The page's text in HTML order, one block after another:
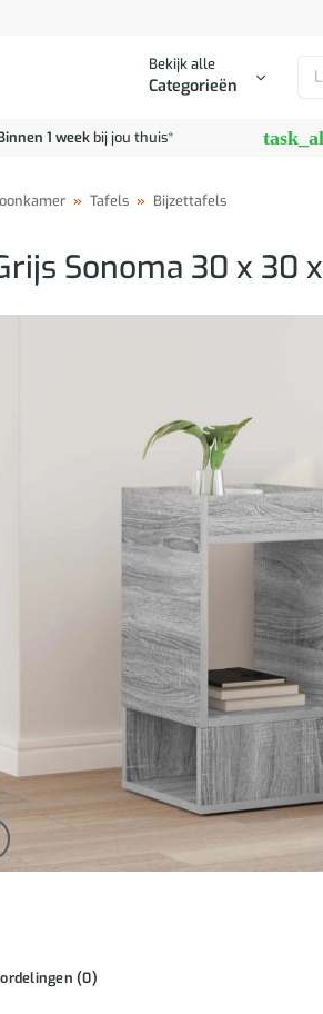
Bekijk alle
Categorieën
1 weekbij jou thuis*
» Tafels » Bijzettafels
Sonoma 30 x 30
(0)